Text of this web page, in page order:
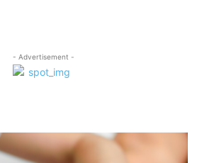
- Advertisement -